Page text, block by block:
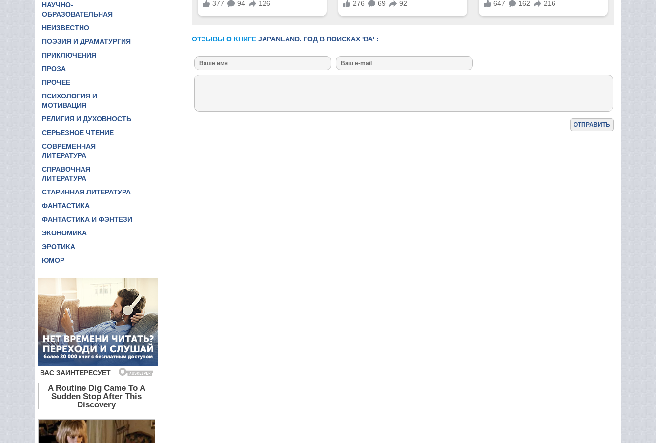
НАУЧНО-
ОБРАЗОВАТЕЛЬНАЯ
НЕИЗВЕСТНО
ПОЭЗИЯ И ДРАМАТУРГИЯ
ПРИКЛЮЧЕНИЯ
ПРОЗА
ПРОЧЕЕ
ПСИХОЛОГИЯ И
МОТИВАЦИЯ
РЕЛИГИЯ И ДУХОВНОСТЬ
СЕРЬЕЗНОЕ ЧТЕНИЕ
СОВРЕМЕННАЯ
ЛИТЕРАТУРА
СПРАВОЧНАЯ
ЛИТЕРАТУРА
СТАРИННАЯ ЛИТЕРАТУРА
ФАНТАСТИКА
ФАНТАСТИКА И ФЭНТЕЗИ
ЭКОНОМИКА
ЭРОТИКА
ЮМОР
ОТЗЫВЫ О КНИГЕ JAPANLAND. ГОД В ПОИСКАХ 'ВА' :